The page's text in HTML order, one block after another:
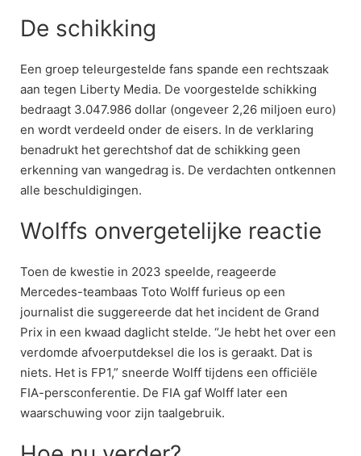
De schikking
Een groep teleurgestelde fans spande een rechtszaak
aan tegen Liberty Media. De voorgestelde schikking
bedraagt 3.047.986 dollar (ongeveer 2,26 miljoen euro)
en wordt verdeeld onder de eisers. In de verklaring
benadrukt het gerechtshof dat de schikking geen
erkenning van wangedrag is. De verdachten ontkennen
alle beschuldigingen.
Wolffs onvergetelijke reactie
Toen de kwestie in 2023 speelde, reageerde
Mercedes-teambaas Toto Wolff furieus op een
journalist die suggereerde dat het incident de Grand
Prix in een kwaad daglicht stelde. “Je hebt het over een
verdomde afvoerputdeksel die los is geraakt. Dat is
niets. Het is FP1,” sneerde Wolff tijdens een officiële
FIA-persconferentie. De FIA gaf Wolff later een
waarschuwing voor zijn taalgebruik.